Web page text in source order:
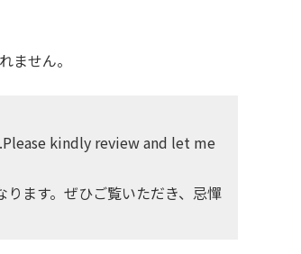
ません。
kindly review and let me
ります。ぜひご覧いただき、忌憚